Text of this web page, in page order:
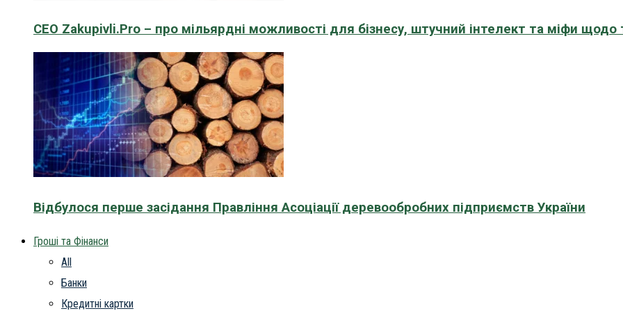
CEO Zakupivli.Pro – про мільярдні можливості для бізнесу, штучний інтелект та міфи щодо
Відбулося перше засідання Правління Асоціації деревообробних підприємств України
Гроші та Фінанси
All
Банки
Кредитні картки